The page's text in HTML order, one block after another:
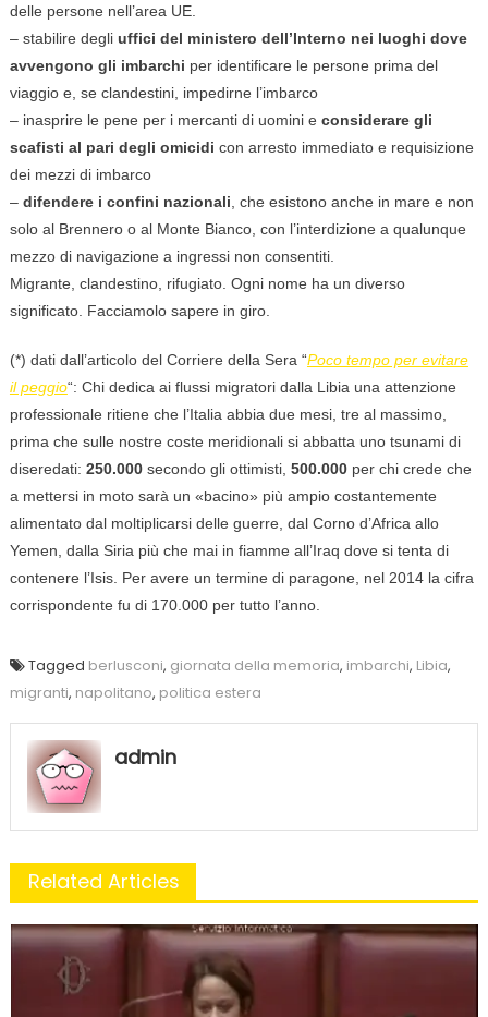
delle persone nell’area UE.
– stabilire degli uffici del ministero dell’Interno nei luoghi dove
avvengono gli imbarchi per identificare le persone prima del
viaggio e, se clandestini, impedirne l’imbarco
– inasprire le pene per i mercanti di uomini e considerare gli
scafisti al pari degli omicidi con arresto immediato e requisizione
dei mezzi di imbarco
– difendere i confini nazionali , che esistono anche in mare e non
solo al Brennero o al Monte Bianco, con l’interdizione a qualunque
mezzo di navigazione a ingressi non consentiti.
Migrante, clandestino, rifugiato. Ogni nome ha un diverso
significato. Facciamolo sapere in giro.
(*) dati dall’articolo del Corriere della Sera “Poco tempo per evitare
il peggio“: Chi dedica ai flussi migratori dalla Libia una attenzione
professionale ritiene che l’Italia abbia due mesi, tre al massimo,
prima che sulle nostre coste meridionali si abbatta uno tsunami di
diseredati: 250.000secondo gli ottimisti, 500.000per chi crede che
a mettersi in moto sarà un «bacino» più ampio costantemente
alimentato dal moltiplicarsi delle guerre, dal Corno d’Africa allo
Yemen, dalla Siria più che mai in fiamme all’Iraq dove si tenta di
contenere l’Isis. Per avere un termine di paragone, nel 2014 la cifra
corrispondente fu di 170.000 per tutto l’anno.
Tagged berlusconi, giornata della memoria, imbarchi, Libia,
migranti, napolitano, politica estera
admin
Related Articles